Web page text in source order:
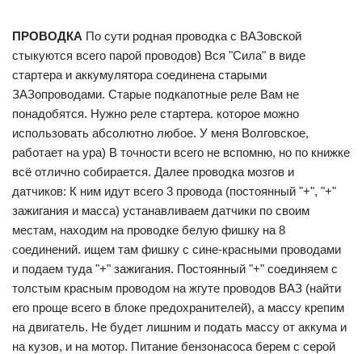
ПРОВОДКА По сути родная проводка с ВАЗовской
стыкуются всего парой проводов) Вся "Сила" в виде
стартера и аккумулятора соединена старыми
ЗАЗопроводами. Старые подкапотные реле Вам не
понадобятся. Нужно реле стартера. которое можно
использовать абсолютно любое. У меня Волговское,
работает на ура) В точности всего не вспомню, но по книжке
всё отлично собирается. Далее проводка мозгов и
датчиков: К ним идут всего 3 провода (постоянный "+", "+"
зажигания и масса) устанавливаем датчики по своим
местам, находим на проводке белую фишку на 8
соединений. ищем там фишку с сине-красными проводами
и подаем туда "+" зажигания. Постоянный "+" соединяем с
толстым красным проводом на жгуте проводов ВАЗ (найти
его проще всего в блоке предохранителей), а массу крепим
на двигатель. Не будет лишним и подать массу от аккума и
на кузов, и на мотор. Питание бензонасоса берем с серой